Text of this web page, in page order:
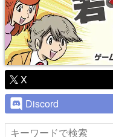
X
Discord